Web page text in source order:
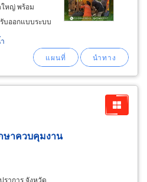
หญ่ พร้อม
บออกแบบระบบ
ดตั้งระบบบำบัด
ำเสีย รวมถึง
งระบบปั้มสูบน้ำ-
ษาควบคุมงาน
ราการ จังหวัด